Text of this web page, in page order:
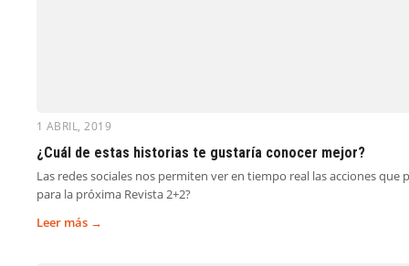
1 ABRIL, 2019
¿Cuál de estas historias te gustaría conocer mejor?
Las redes sociales nos permiten ver en tiempo real las acciones
para la próxima Revista 2+2?
Leer más →